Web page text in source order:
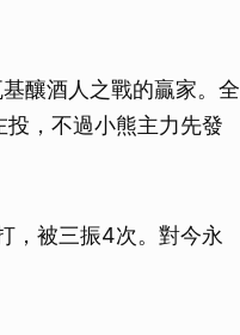
釀酒人之戰的贏家。全
，不過小熊主力先發
，被三振4次。對今永